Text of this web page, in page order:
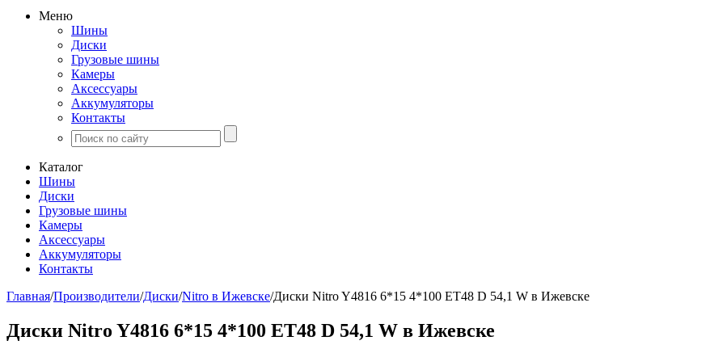
Меню
Шины
Диски
Грузовые шины
Камеры
Аксессуары
Аккумуляторы
Контакты
Каталог
Шины
Диски
Грузовые шины
Камеры
Аксессуары
Аккумуляторы
Контакты
Главная/Производители/Диски/Nitro в Ижевске/Диски Nitro Y4816 6*15 4*100 ET48 D 54,1 W в Ижевске
Диски Nitro Y4816 6*15 4*100 ET48 D 54,1 W в Ижевске